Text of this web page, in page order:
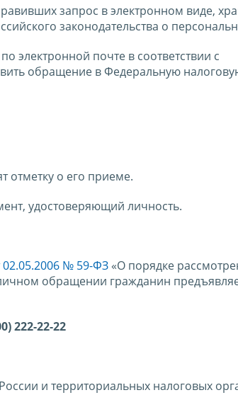
запрос в электронном виде,
законодательства о
электронной почте в соответствии с
обращение в Федеральную
отметку о его приеме.
удостоверяющий личность.
02.05.2006 № 59-ФЗ «О порядке
обращении гражданин
222-22-22
и территориальных налоговых